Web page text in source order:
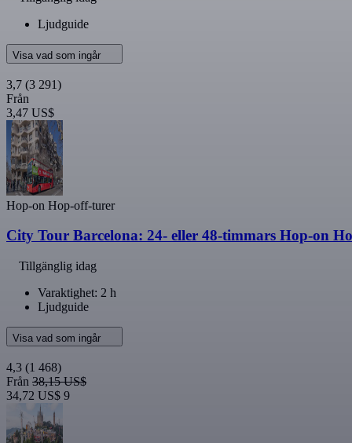
Ljudguide
Visa vad som ingår
3,7 (3 291)
Från
3,47 US$
Hop-on Hop-off-turer
City Tour Barcelona: 24- eller 48-timmars Hop-on
Tillgänglig idag
Varaktighet: 2 h
Ljudguide
Visa vad som ingår
4,3 (1 468)
Från 38,15 US$
34,72 US$ 9